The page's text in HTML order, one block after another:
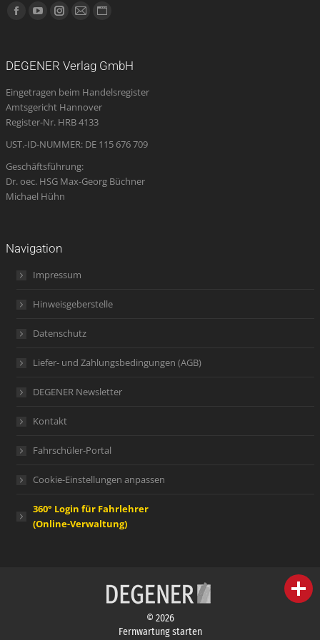
Finden Sie uns auf:
Facebook
new
window
YouTube
new
window
Instagram
new
window
E-
opens
in
new
Website
new
DEGENER Verlag GmbH
Eingetragen beim Handelsregister
Amtsgericht Hannover
Register-Nr. HRB 4133
UST.-ID-NUMMER: DE 115 676 709
Geschäftsführung:
Dr. oec. HSG Max-Georg Büchner
Michael Hühn
Navigation
Impressum
Hinweisgeberstelle
Datenschutz
Liefer- und Zahlungsbedingungen (AGB)
DEGENER Newsletter
Kontakt
Fahrschüler-Portal
Cookie-Einstellungen anpassen
360° Login für Fahrlehrer
(Online-Verwaltung)
© 2026
Fernwartung starten
person IHR FACHBERATER
campaign